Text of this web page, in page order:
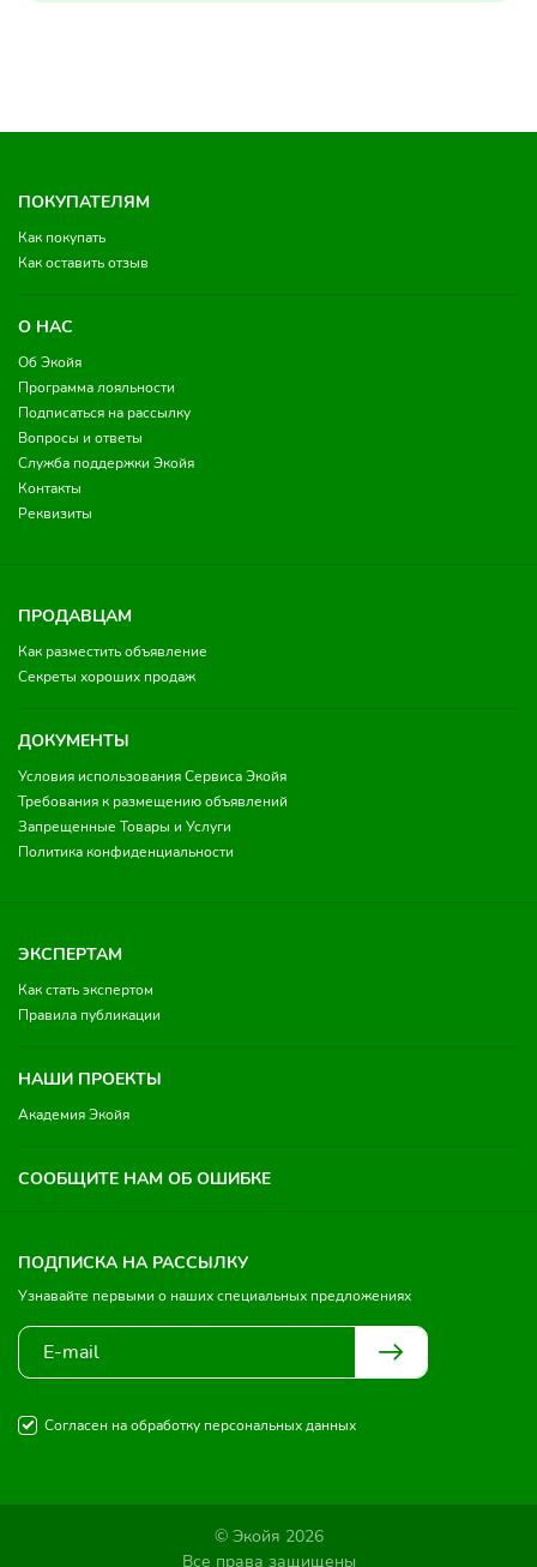
ПОКУПАТЕЛЯМ
Как покупать
Как оставить отзыв
О НАС
Об Экойя
Программа лояльности
Подписаться на рассылку
Вопросы и ответы
Служба поддержки Экойя
Контакты
Реквизиты
ПРОДАВЦАМ
Как разместить объявление
Секреты хороших продаж
ДОКУМЕНТЫ
Условия использования Сервиса Экойя
Требования к размещению объявлений
Запрещенные Товары и Услуги
Политика конфиденциальности
ЭКСПЕРТАМ
Как стать экспертом
Правила публикации
НАШИ ПРОЕКТЫ
Академия Экойя
СООБЩИТЕ НАМ ОБ ОШИБКЕ
ПОДПИСКА НА РАССЫЛКУ
Узнавайте первыми о наших специальных предложениях
Согласен на обработку персональных данных
© Экойя 2026
Все права защищены